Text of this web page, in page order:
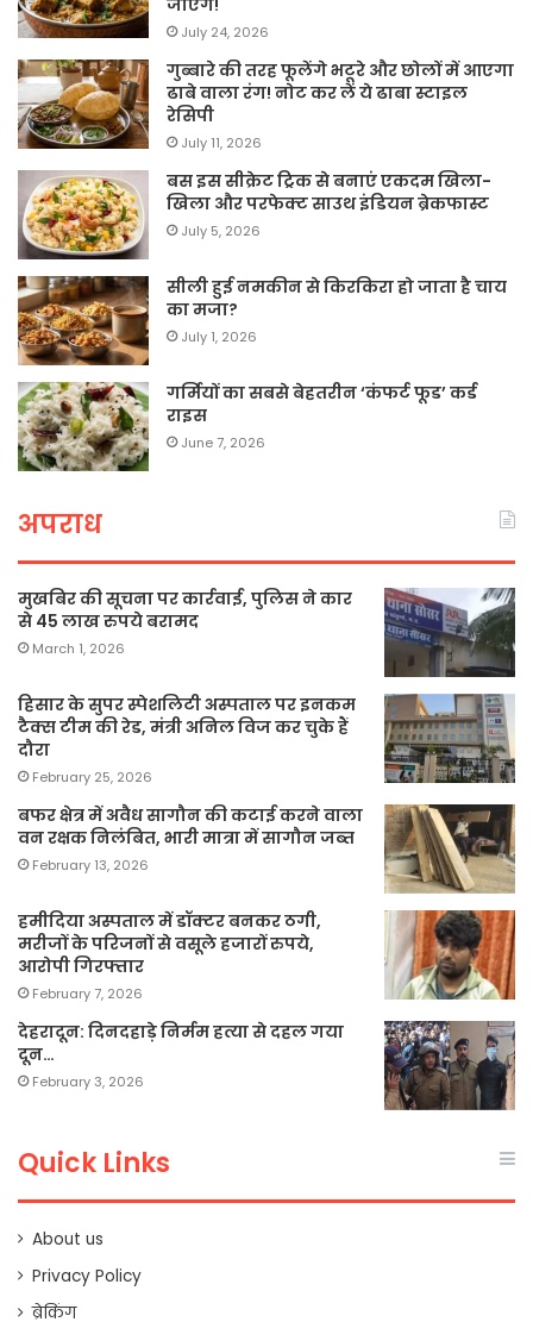
जाएंगे!
July 24, 2026
गुब्बारे की तरह फूलेंगे भटूरे और छोलों में आएगा
ढाबे वाला रंग! नोट कर लें ये ढाबा स्टाइल
रेसिपी
July 11, 2026
बस इस सीक्रेट ट्रिक से बनाएं एकदम खिला-
खिला और परफेक्ट साउथ इंडियन ब्रेकफास्ट
July 5, 2026
सीली हुई नमकीन से किरकिरा हो जाता है चाय
का मजा?
July 1, 2026
गर्मियों का सबसे बेहतरीन ‘कंफर्ट फूड’ कर्ड
राइस
June 7, 2026
अपराध
मुखबिर की सूचना पर कार्रवाई, पुलिस ने कार
से 45 लाख रुपये बरामद
March 1, 2026
हिसार के सुपर स्पेशलिटी अस्पताल पर इनकम
टैक्स टीम की रेड, मंत्री अनिल विज कर चुके हैं
दौरा
February 25, 2026
बफर क्षेत्र में अवैध सागौन की कटाई करने वाला
वन रक्षक निलंबित, भारी मात्रा में सागौन जब्त
February 13, 2026
हमीदिया अस्पताल में डॉक्टर बनकर ठगी,
मरीजों के परिजनों से वसूले हजारों रुपये,
आरोपी गिरफ्तार
February 7, 2026
देहरादून: दिनदहाड़े निर्मम हत्या से दहल गया
दून…
February 3, 2026
Quick Links
About us
Privacy Policy
ब्रेकिंग